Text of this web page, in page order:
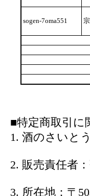
sogen-7oma551
■特定商取引に
1. 酒のさいと
2. 販売責任者
3. 所在地：〒